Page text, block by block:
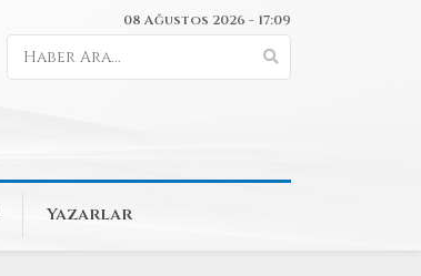
08 Ağustos 2026 - 17:09
Yazarlar